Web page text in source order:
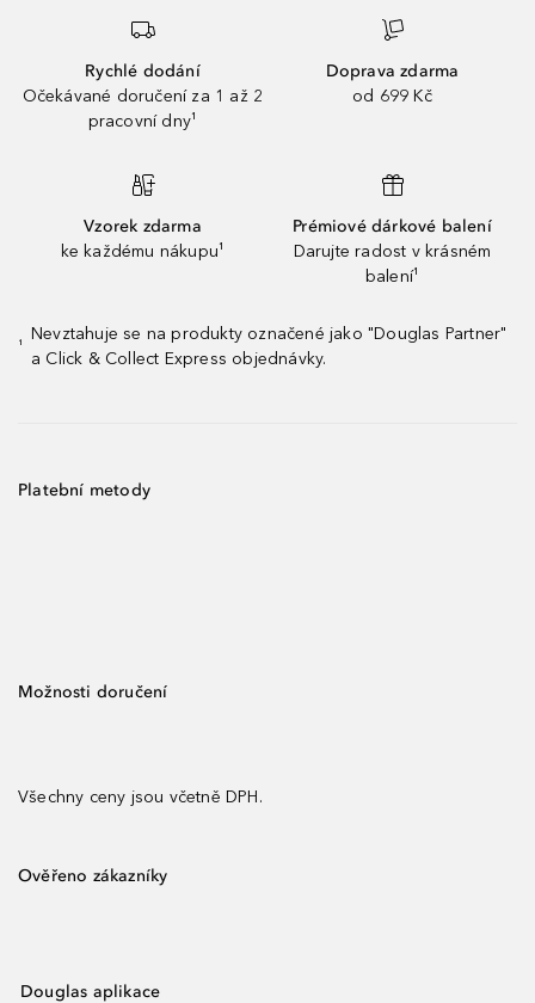
Rychlé dodání
Očekávané doručení za 1 až 2
pracovní dny¹
Doprava zdarma
od 699 Kč
Vzorek zdarma
ke každému nákupu¹
Prémiové dárkové balení
Darujte radost v krásném
balení¹
¹
Nevztahuje se na produkty označené jako "Douglas Partner"
a Click & Collect Express objednávky.
Platební metody
Možnosti doručení
Všechny ceny jsou včetně DPH.
Ověřeno zákazníky
Douglas aplikace